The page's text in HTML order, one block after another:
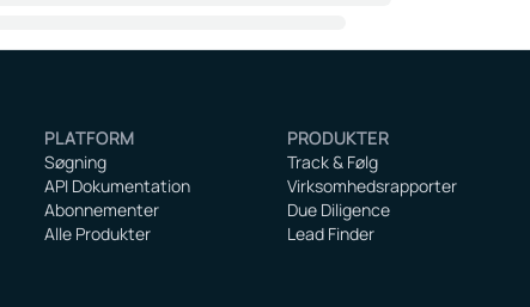
PLATFORM
Søgning
API Dokumentation
Abonnementer
Alle Produkter
PRODUKTER
Track & Følg
Virksomhedsrapporter
Due Diligence
Lead Finder